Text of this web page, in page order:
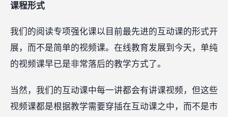
课程形式
我们的阅读专项强化课以目前最先进的互动课的形式开
展，而不是简单的视频课。在线教育发展到今天，单纯
的视频课早已是非常落后的教学方式了。
当然，我们的互动课中每一讲都会有讲课视频，但这些
视频课都是根据教学需要穿插在互动课之中，而不是市